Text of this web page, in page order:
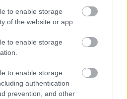
to enable storage
of the website or app.
to enable storage
to enable storage
authentication
prevention, and other
korszerűsít és négy új,
létre az MKIF az M1-es
és jelzőlámpás